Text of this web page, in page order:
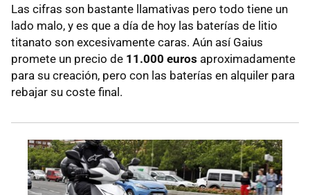
Las cifras son bastante llamativas pero todo tiene un
lado malo, y es que a día de hoy las baterías de litio
titanato son excesivamente caras. Aún así Gaius
promete un precio de 11.000 euros aproximadamente
para su creación, pero con las baterías en alquiler para
rebajar su coste final.